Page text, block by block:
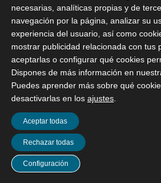
necesarias, analíticas propias y de
navegación por la página, analizar su
experiencia del usuario, así como
mostrar publicidad relacionada con tus
aceptarlas o configurar qué cookies
Dispones de más información en
Puedes aprender más sobre qué
desactivarlas en los ajustes
Aceptar todas
Rechazar todas
Configuración